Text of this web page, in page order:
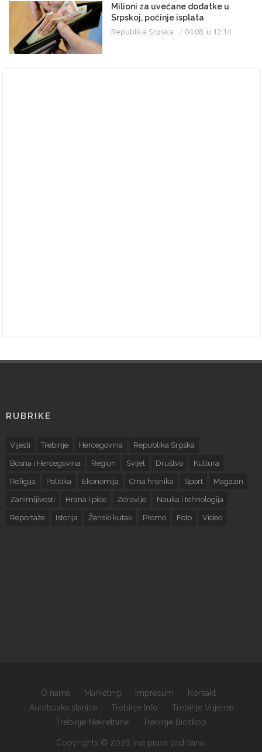
Milioni za uvećane dodatke u
Srpskoj, počinje isplata
Republika Srpska 04.08. u 12:14
RUBRIKE
Vijesti Trebinje Hercegovina Republika Srpska
Bosna i Hercegovina Region Svijet Društvo Kultura
Religija Politika Ekonomija Crna hronika Sport Magazin
Zanimljivosti Hrana i piće Zdravlje Nauka i tehnologija
Reportaže Istorija Ženski kutak Promo Foto Video
O nama Marketing Impresum
Kontakt
Autobuska stanica
Trebinje Info
Trebinje Vrijeme
Trebinje Nekretnine
Trebinje Bioskop
Copyrights © 2026 sva prava zadržana.